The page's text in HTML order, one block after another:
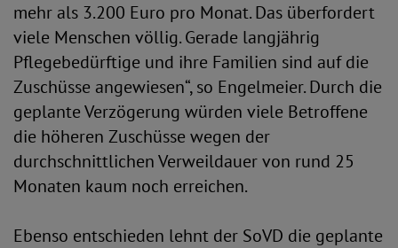
mehr als 3.200 Euro pro Monat. Das überfordert
viele Menschen völlig. Gerade langjährig
Pflegebedürftige und ihre Familien sind auf die
Zuschüsse angewiesen“, so Engelmeier. Durch die
geplante Verzögerung würden viele Betroffene
die höheren Zuschüsse wegen der
durchschnittlichen Verweildauer von rund 25
Monaten kaum noch erreichen.
Ebenso entschieden lehnt der SoVD die geplante